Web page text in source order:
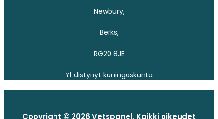
Newbury,
Berks,
RG20 8JE
Yhdistynyt kuningaskunta
Copyright © 2026 Vetspanel, Kaikki oikeudet